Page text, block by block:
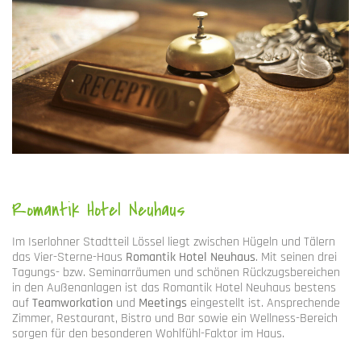
Romantik Hotel Neuhaus
Im Iserlohner Stadtteil Lössel liegt zwischen Hügeln und Tälern
das Vier-Sterne-Haus Romantik Hotel Neuhaus. Mit seinen drei
Tagungs- bzw. Seminarräumen und schönen Rückzugsbereichen
in den Außenanlagen ist das Romantik Hotel Neuhaus bestens
aufTeamworkation und Meetings eingestellt ist. Ansprechende
Zimmer, Restaurant, Bistro und Bar sowie ein Wellness-Bereich
sorgen für den besonderen Wohlfühl-Faktor im Haus.